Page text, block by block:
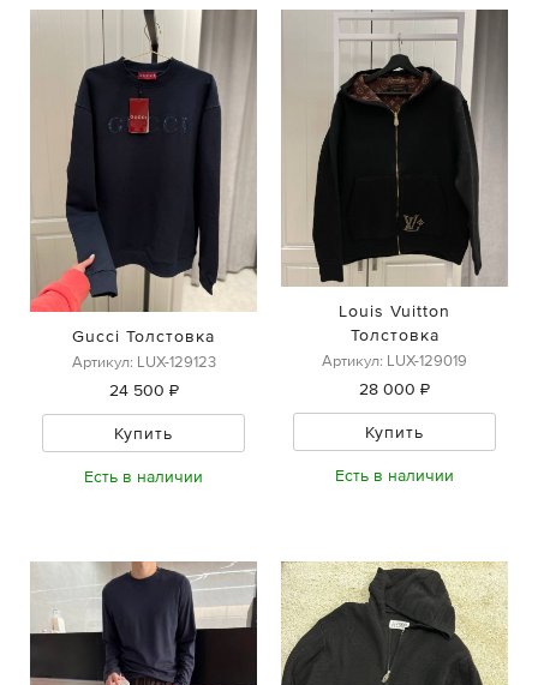
Gucci Толстовка
Артикул: LUX-129123
24 500 ₽
Купить
Есть в наличии
Louis Vuitton
Толстовка
Артикул: LUX-129019
28 000 ₽
Купить
Есть в наличии